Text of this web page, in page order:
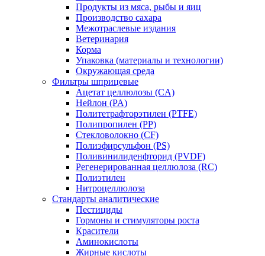
Продукты из мяса, рыбы и яиц
Производство сахара
Межотраслевые издания
Ветеринария
Корма
Упаковка (материалы и технологии)
Окружающая среда
Фильтры шприцевые
Ацетат целлюлозы (CA)
Нейлон (PA)
Политетрафторэтилен (PTFE)
Полипропилен (PP)
Стекловолокно (CF)
Полиэфирсульфон (PS)
Поливинилиденфторид (PVDF)
Регенерированная целлюлоза (RC)
Полиэтилен
Нитроцеллюлоза
Стандарты аналитические
Пестициды
Гормоны и стимуляторы роста
Красители
Аминокислоты
Жирные кислоты